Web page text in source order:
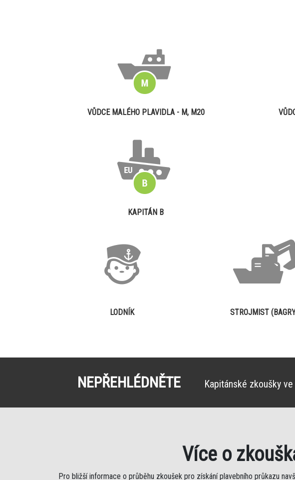
VŮDCE MALÉHO PLAVIDLA - M, M20
KAPITÁN B
LODNÍK STROJMIST
NEPŘEHLÉDNĚTE Kapitánské zkoušky
Více o
Pro bližší informace o průběhu zkoušek pro získání plavebního průkazu